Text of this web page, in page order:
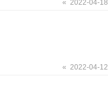
« 2022-04-18
« 2022-04-12